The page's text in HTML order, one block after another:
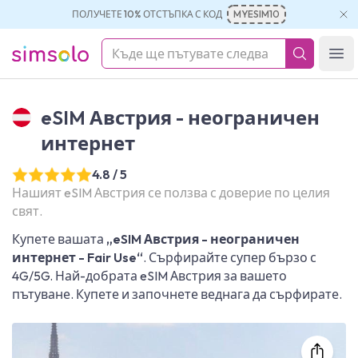
ПОЛУЧЕТЕ 10% ОТСТЪПКА С КОД MYESIM10
simsolo
eSIM Австрия - неограничен
интернет
4.8 / 5
Нашият eSIM Австрия се ползва с доверие по целия
свят.
Купете вашата „eSIM Австрия - неограничен
интернет - Fair Use“. Сърфирайте супер бързо с
4G/5G. Най-добрата eSIM Австрия за вашето
пътуване. Купете и започнете веднага да сърфирате.